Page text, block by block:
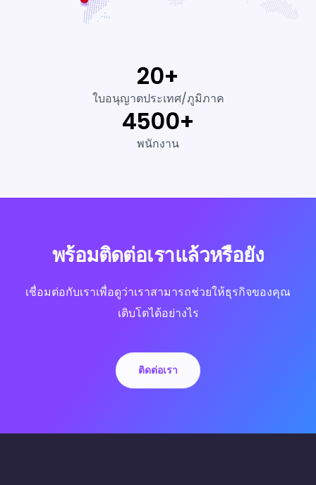
20+
ใบอนุญาตประเทศ/ภูมิภาค
4500+
พนักงาน
พร้อมติดต่อเราแล้วหรือยัง
เชื่อมต่อกับเราเพื่อดูว่าเราสามารถช่วยให้ธุรกิจของคุณ
เติบโตได้อย่างไร
ติดต่อเรา